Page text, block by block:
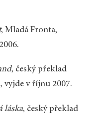
, Mladá Fronta,
, český překlad
vyjde v říjnu 2007.
láska, český překlad